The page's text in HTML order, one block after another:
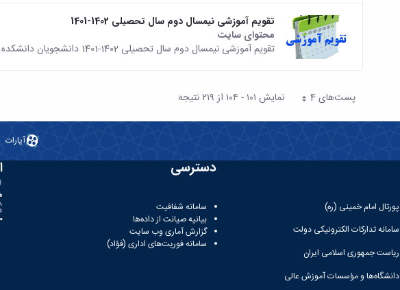
تقویم آموزشی نیمسال دوم سال تحصیلی 1402-1401
محتوای سایت
تقویم آموزشی نیمسال دوم سال تحصیلی 1402-1401 دانشجویان دانشکده شیمی
پست‌‌های 4هر صفحه نمایش ۱۰۱ - ۱۰۴ از ۲۱۹ نتیجه
آپارات
پورتال امام خمینی (ره)
سامانه تدارکات الکترونیکی دولت
ریاست جمهوری اسلامی ایران
دانشگاه‌ها و مؤسسات آموزش عالی
دسترسی
سامانه شفافیت
بیانیه صیانت از داده‌ها
گزارش آماری وب‌ سایت
سامانه فوریت‌های اداری (فؤاد)